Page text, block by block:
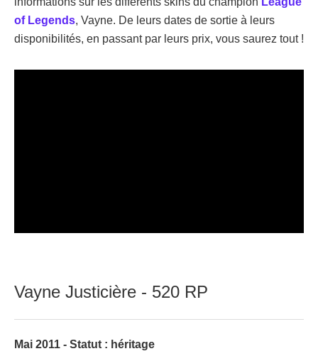
of Legends, Vayne. De leurs dates de sortie à leurs
disponibilités, en passant par leurs prix, vous saurez tout !
Vayne Justicière - 520 RP
Mai 2011 - Statut : héritage